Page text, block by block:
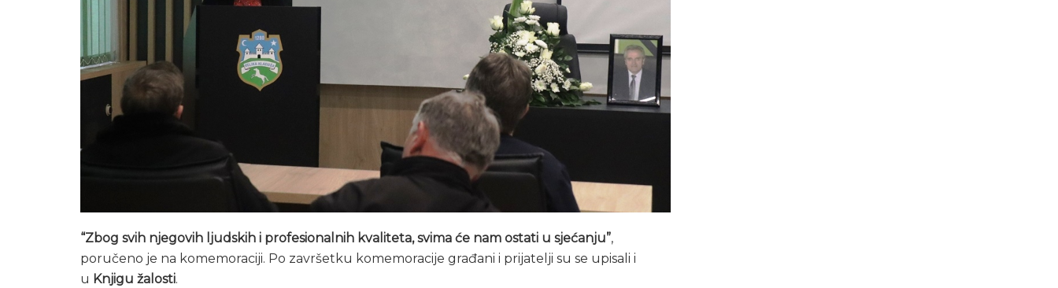
“Zbog svih njegovih ljudskih i profesionalnih kvaliteta, svima će nam ostati u sjećanju”,
poručeno je na komemoraciji. Po završetku komemoracije građani i prijatelji su se upisali i
u Knjigu žalosti.